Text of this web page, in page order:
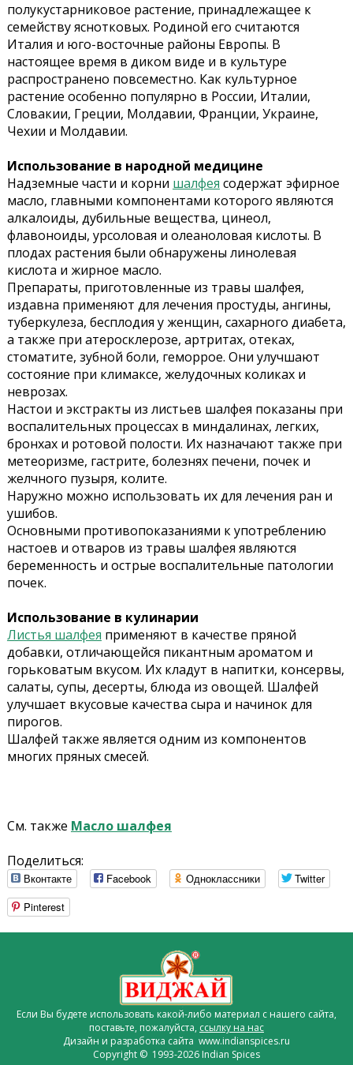
полукустарниковое растение, принадлежащее к
семейству яснотковых. Родиной его считаются
Италия и юго-восточные районы Европы. В
настоящее время в диком виде и в культуре
распространено повсеместно. Как культурное
растение особенно популярно в России, Италии,
Словакии, Греции, Молдавии, Франции, Украине,
Чехии и Молдавии.
Использование в народной медицине
Надземные части и корни шалфея содержат эфирное
масло, главными компонентами которого являются
алкалоиды, дубильные вещества, цинеол,
флавоноиды, урсоловая и олеаноловая кислоты. В
плодах растения были обнаружены линолевая
кислота и жирное масло.
Препараты, приготовленные из травы шалфея,
издавна применяют для лечения простуды, ангины,
туберкулеза, бесплодия у женщин, сахарного диабета,
а также при атеросклерозе, артритах, отеках,
стоматите, зубной боли, геморрое. Они улучшают
состояние при климаксе, желудочных коликах и
неврозах.
Настои и экстракты из листьев шалфея показаны при
воспалительных процессах в миндалинах, легких,
бронхах и ротовой полости. Их назначают также при
метеоризме, гастрите, болезнях печени, почек и
желчного пузыря, колите.
Наружно можно использовать их для лечения ран и
ушибов.
Основными противопоказаниями к употреблению
настоев и отваров из травы шалфея являются
беременность и острые воспалительные патологии
почек.
Использование в кулинарии
Листья шалфея применяют в качестве пряной
добавки, отличающейся пикантным ароматом и
горьковатым вкусом. Их кладут в напитки, консервы,
салаты, супы, десерты, блюда из овощей. Шалфей
улучшает вкусовые качества сыра и начинок для
пирогов.
Шалфей также является одним из компонентов
многих пряных смесей.
См. также Масло шалфея
Поделиться:
Вконтакте Facebook Одноклассники
Twitter
Pinterest
Если Вы будете использовать какой-либо материал с нашего сайта,
поставьте, пожалуйста, ссылку на нас
Дизайн и разработка сайта www.indianspices.ru
Copyright © 1993-2026 Indian Spices